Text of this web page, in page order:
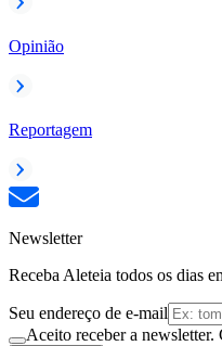
Opinião
Reportagem
Newsletter
Receba Aleteia todos os dias
Seu endereço de e-mail
Aceito receber a newsletter.